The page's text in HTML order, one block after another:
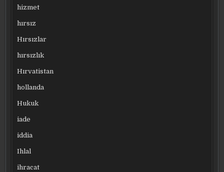
hizmet
hırsız
Hırsızlar
hırsızlık
Hırvatistan
hollanda
Hukuk
iade
iddia
Ihlal
ihracat